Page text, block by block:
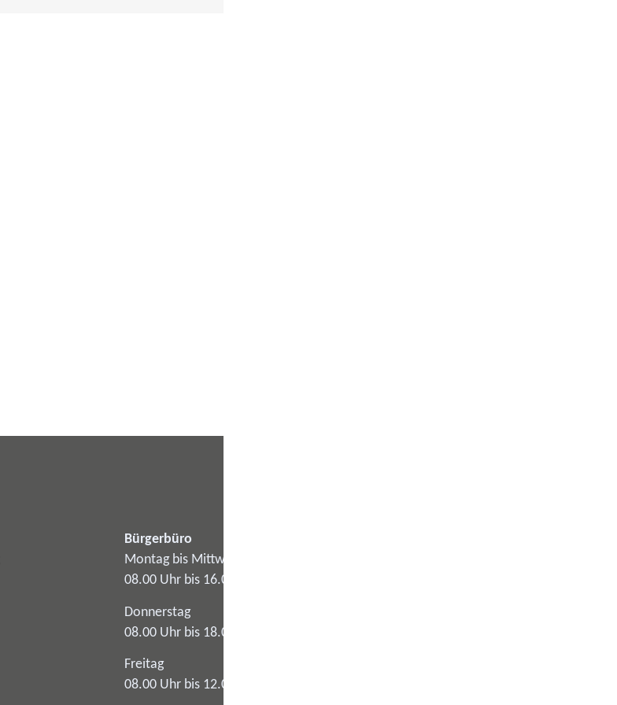
Bürgerbüro
Montag bis Mittwoch
08.00 Uhr bis 16.00 Uhr
Donnerstag
08.00 Uhr bis 18.00 Uhr
Freitag
08.00 Uhr bis 12.00 Uhr